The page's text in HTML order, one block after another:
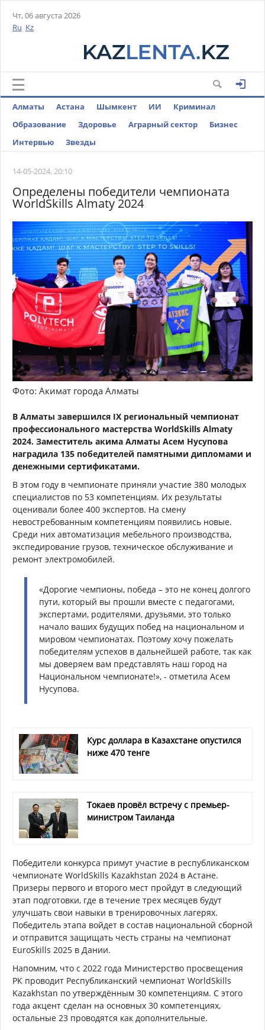
Чт, 06 августа 2026
Ru Kz
Алматы Астана Шымкент ИИ
Криминал
Образование
Здоровье Аграрный сектор
Бизнес
Интервью
Звезды
14-05-2024, 20:10
Определены победители чемпионата
WorldSkills Almaty 2024
Фото: Акимат города Алматы
В Алматы завершился IX региональный чемпионат
профессионального мастерства WorldSkills Almaty
2024. Заместитель акима Алматы Асем Нусупова
наградила 135 победителей памятными дипломами и
денежными сертификатами.
В этом году в чемпионате приняли участие 380 молодых
специалистов по 53 компетенциям. Их результаты
оценивали более 400 экспертов. На смену
невостребованным компетенциям появились новые.
Среди них автоматизация мебельного производства,
экспедирование грузов, техническое обслуживание и
ремонт электромобилей.
«Дорогие чемпионы, победа – это не конец долгого
пути, который вы прошли вместе с педагогами,
экспертами, родителями, друзьями, это только
начало ваших будущих побед на национальном и
мировом чемпионатах. Поэтому хочу пожелать
победителям успехов в дальнейшей работе, так как
мы доверяем вам представлять наш город на
Национальном чемпионате!», - отметила Асем
Нусупова.
Курс доллара в Казахстане опустился
ниже 470 тенге
Токаев провёл встречу с премьер-
министром Таиланда
Победители конкурса примут участие в республиканском
чемпионате WorldSkills Kazakhstan 2024 в Астане.
Призеры первого и второго мест пройдут в следующий
этап подготовки, где в течение трех месяцев будут
улучшать свои навыки в тренировочных лагерях.
Победитель этапа войдет в состав национальной сборной
и отправится защищать честь страны на чемпионат
EuroSkills 2025 в Дании.
Напомним, что с 2022 года Министерство просвещения
РК проводит Республиканский чемпионат WorldSkills
Kazakhstan по утверждённым 30 компетенциям. С этого
года акцент сделан на основных 30 компетенциях,
остальные 23 проводятся как дополнительные.